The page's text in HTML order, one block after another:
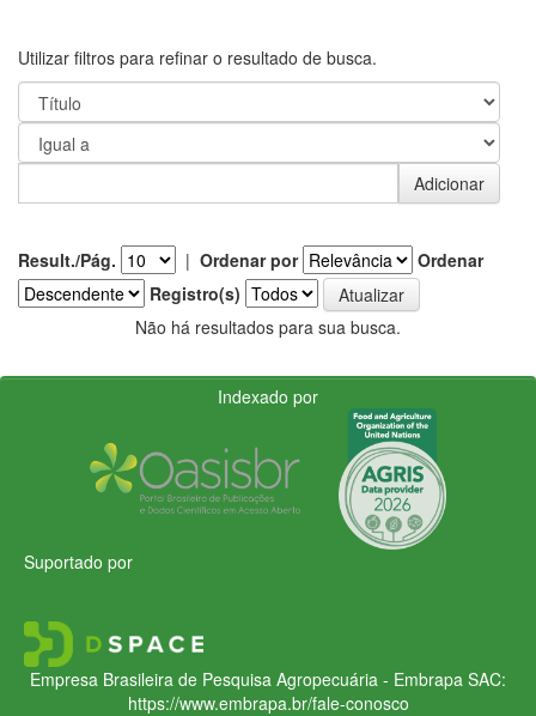
Utilizar filtros para refinar o resultado de busca.
Result./Pág. | Ordenar por
Ordenar
Registro(s)
Não há resultados para sua busca.
Indexado por
Suportado por
Empresa Brasileira de Pesquisa Agropecuária - Embrapa SAC:
https://www.embrapa.br/fale-conosco